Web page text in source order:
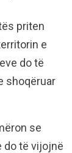
priten
e
do të
shoqëruar
se
do të vijojnë